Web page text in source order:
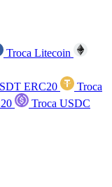
Troca Litecoin
ERC20
Troca
Troca USDC